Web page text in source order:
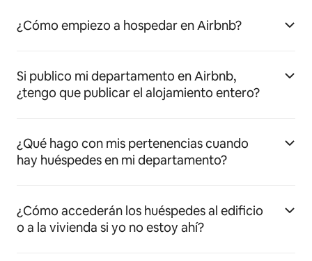
¿Cómo empiezo a hospedar en Airbnb?
Si publico mi departamento en Airbnb,
¿tengo que publicar el alojamiento entero?
¿Qué hago con mis pertenencias cuando
hay huéspedes en mi departamento?
¿Cómo accederán los huéspedes al edificio
o a la vivienda si yo no estoy ahí?